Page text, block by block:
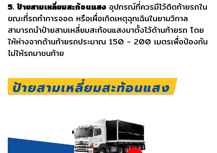
5. ป้ายสามเหลี่ยมสะท้อนแสง อุปกรณ์ที่ควรมีไว้ติดท้ายรถใน
ขณะที่รถทำการจอด หรือเผื่อเกิดเหตุฉุกเฉินในยามวิกาล
สามารถนำป้ายสามเหลี่ยมสะท้อนแสงมาตั้งไว้ด้านท้ายรถ โดย
ให้ห่างจากด้านท้ายรถประมาณ 150 - 200 เมตรเพื่อป้องกัน
ไม่ให้รถมาชนท้าย